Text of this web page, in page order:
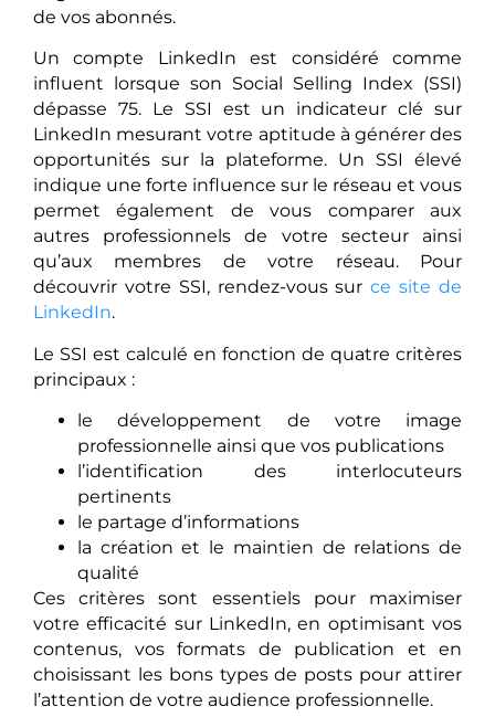
de vos abonnés.
Un compte LinkedIn est considéré comme
influent lorsque son Social Selling Index (SSI)
dépasse 75. Le SSI est un indicateur clé sur
LinkedIn mesurant votre aptitude à générer des
opportunités sur la plateforme. Un SSI élevé
indique une forte influence sur le réseau et vous
permet également de vous comparer aux
autres professionnels de votre secteur ainsi
qu’aux membres de votre réseau. Pour
découvrir votre SSI, rendez-vous surce site de
LinkedIn.
Le SSI est calculé en fonction de quatre critères
principaux :
le développement de votre image
professionnelle ainsi que vos publications
l’identification des interlocuteurs
pertinents
le partage d’informations
la création et le maintien de relations de
qualité
Ces critères sont essentiels pour maximiser
votre efficacité sur LinkedIn, en optimisant vos
contenus, vos formats de publication et en
choisissant les bons types de posts pour attirer
l’attention de votre audience professionnelle.